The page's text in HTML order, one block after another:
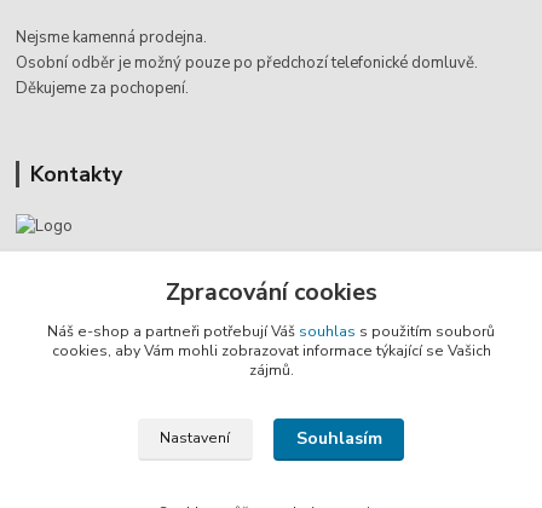
Nejsme kamenná prodejna.
Osobní odběr je možný pouze po předchozí telefonické domluvě.
Děkujeme za pochopení.
Kontakty
+420 602 455 633
info@multivan-shop.cz
Zpracování cookies
Náš e-shop a partneři potřebují Váš souhlas s použitím souborů
cookies, aby Vám mohli zobrazovat informace týkající se Vašich
zájmů.
Nastavení Souhlasím